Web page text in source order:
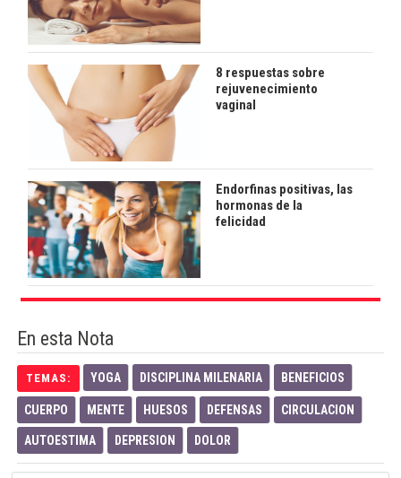
8 respuestas sobre
rejuvenecimiento
vaginal
Endorfinas positivas, las
hormonas de la
felicidad
En esta Nota
TEMAS: YOGA DISCIPLINA MILENARIA BENEFICIOS
CUERPO MENTE HUESOS DEFENSAS CIRCULACION
AUTOESTIMA DEPRESION DOLOR